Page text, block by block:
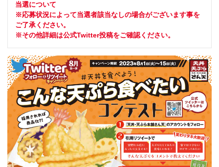
当選について
※応募状況によって当選者該当なしの場合がございます事を
ご了承ください。
※その他詳細は公式Twitter投稿をご確認ください。